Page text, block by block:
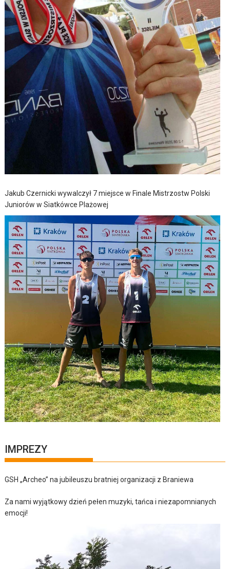
Jakub Czernicki wywalczył 7 miejsce w Finale Mistrzostw Polski
Juniorów w Siatkówce Plażowej
IMPREZY
GSH „Archeo” na jubileuszu bratniej organizacji z Braniewa
Za nami wyjątkowy dzień pełen muzyki, tańca i niezapomnianych
emocji!